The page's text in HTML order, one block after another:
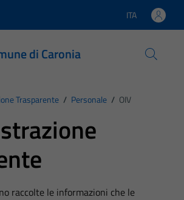
Lingua attiva:
ITA
di Caronia
Trasparente / Personale / OIV
raccolte le informazioni che le